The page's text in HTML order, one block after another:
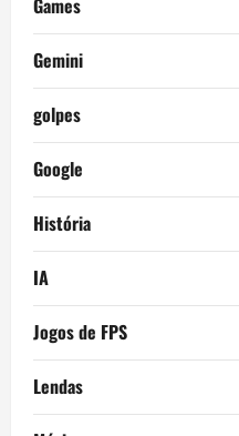
Games
Gemini
golpes
Google
História
IA
Jogos de FPS
Lendas